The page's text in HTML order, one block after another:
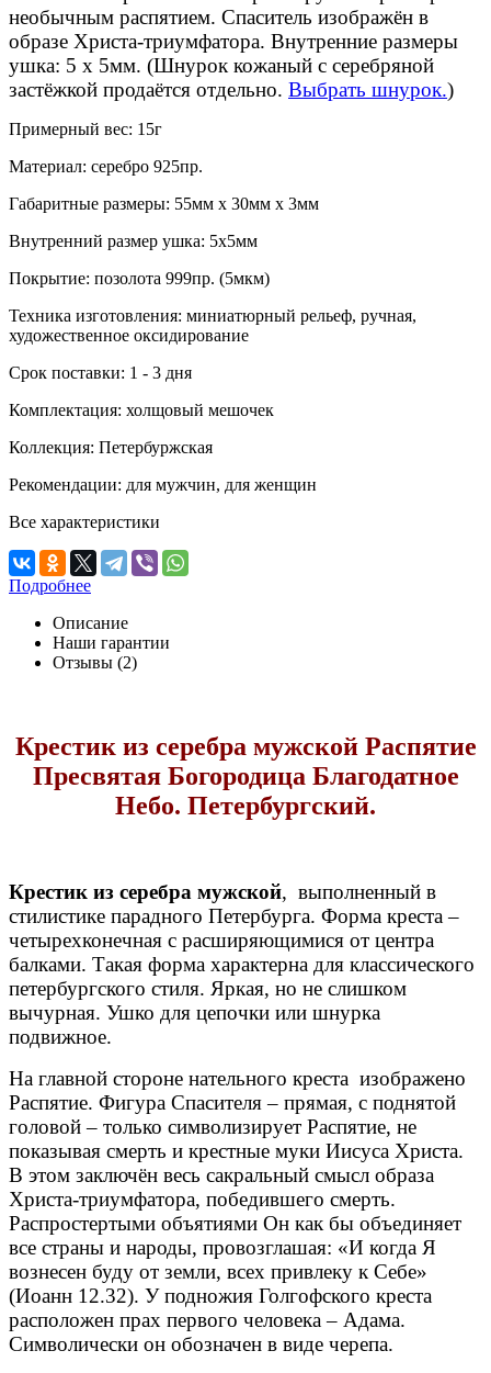
необычным распятием. Спаситель изображён в
образе Христа-триумфатора. Внутренние размеры
ушка: 5 х 5мм. (Шнурок кожаный с серебряной
застёжкой продаётся отдельно. Выбрать шнурок.)
Примерный вес: 15г
Материал: серебро 925пр.
Габаритные размеры: 55мм х 30мм х 3мм
Внутренний размер ушка: 5х5мм
Покрытие: позолота 999пр. (5мкм)
Техника изготовления: миниатюрный рельеф, ручная,
художественное оксидирование
Срок поставки: 1 - 3 дня
Комплектация: холщовый мешочек
Коллекция: Петербуржская
Рекомендации: для мужчин, для женщин
Все характеристики
Подробнее
Описание
Наши гарантии
Отзывы (2)
Крестик из серебра мужской Распятие
Пресвятая Богородица Благодатное
Небо. Петербургский.
Крестик из серебра мужской, выполненный в
стилистике парадного Петербурга. Форма креста –
четырехконечная с расширяющимися от центра
балками. Такая форма характерна для классического
петербургского стиля. Яркая, но не слишком
вычурная. Ушко для цепочки или шнурка
подвижное.
На главной стороне нательного креста изображено
Распятие. Фигура Спасителя – прямая, с поднятой
головой – только символизирует Распятие, не
показывая смерть и крестные муки Иисуса Христа.
В этом заключён весь сакральный смысл образа
Христа-триумфатора, победившего смерть.
Распростертыми объятиями Он как бы объединяет
все страны и народы, провозглашая: «И когда Я
вознесен буду от земли, всех привлеку к Себе»
(Иоанн 12.32). У подножия Голгофского креста
расположен прах первого человека – Адама.
Символически он обозначен в виде черепа.